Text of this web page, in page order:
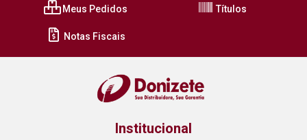
Meus Pedidos Títulos
Notas Fiscais
Institucional